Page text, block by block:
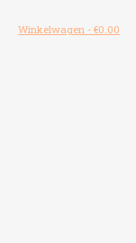
Winkelwagen - €0.00